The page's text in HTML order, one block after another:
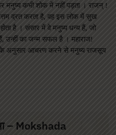
मनुष्य कभी शोक में नहीं पड़ता । राजन् !
व्रत करता है, वह इस लोक में सुख
है । संसार में वे मनुष्य धन्य हैं, जो
उन्हीं का जन्म सफल है । महाराज!
अनुसार आचरण करने से मनुष्य राजसूय
– Mokshada